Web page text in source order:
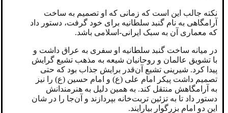
نکته جالب این است که زمانی که او تصمیم به ساخت
آرامگاهی به نام گنبد سلطانیه برای خود گرفت، دستور داد
که معماری آن به سبک ایرانی-اسلامی باشد.
در میانه ساخت گنبد سلطانیه او سفری به عراق داشت و
با تشویق عالمان و روحانیان شیعه به مذهب تشیع گرایش
پیدا کرد. شیرینی تشیع آن‌قدر برایش جذاب بود که حتی
تصمیم داشت پیکر امام علی (ع) و امام حسین (ع) را نیز
به آرامگاهش منتقل کند. به همین دلیل به هنرمندانش
دستور داد تا به تزئین تربت‌خانه بپردازند و آن‌جا را در شان
این دو امام بزرگوار بیارایند.